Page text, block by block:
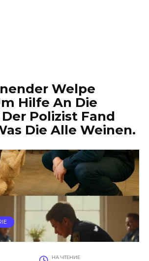
Welpe
Hilfe An Die
Polizist Fand
Die Alle Weinen.
НА ЧТЕНИЕ